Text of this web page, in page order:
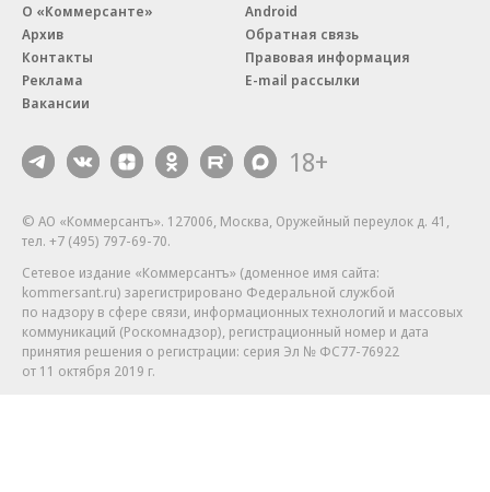
О «Коммерсанте»
Архив
Контакты
Реклама
Вакансии
Android
Обратная связь
Правовая информация
E-mail рассылки
18+
© АО «Коммерсантъ». 127006, Москва, Оружейный переулок д. 41,
тел. +7 (495) 797-69-70.
Сетевое издание «Коммерсантъ» (доменное имя сайта:
kommersant.ru) зарегистрировано Федеральной службой
по надзору в сфере связи, информационных технологий и массовых
коммуникаций (Роскомнадзор), регистрационный номер и дата
принятия решения о регистрации: серия Эл № ФС77-76922
от 11 октября 2019 г.